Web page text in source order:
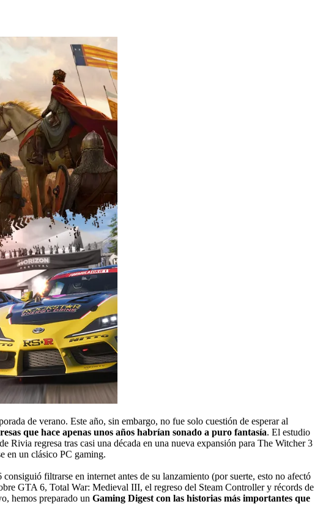
de verano. Este año, sin embargo, no fue solo cuestión de esperar al
que hace apenas unos años habrían sonado a puro fantasía. El estudio
Rivia regresa tras casi una década en una nueva expansión para The Witcher 3
en un clásico PC gaming.
filtrarse en internet antes de su lanzamiento (por suerte, esto no afectó
GTA 6, Total War: Medieval III, el regreso del Steam Controller y récords de
hemos preparado un Gaming Digest con las historias más importantes que